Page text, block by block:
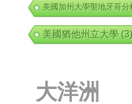
美國加州大學聖地牙哥分
美國猶他州立大學(3)
大洋洲